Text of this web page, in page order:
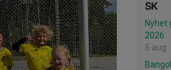
SK
Nyhet
2026
5 aug